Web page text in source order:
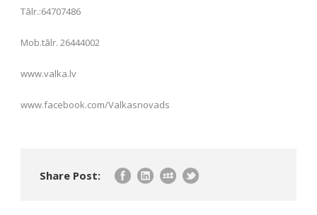
Tālr.:64707486
Mob.tālr. 26444002
www.valka.lv
www.facebook.com/Valkasnovads
Share Post: